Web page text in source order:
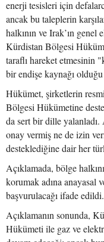
enerji tesisleri için
ancak bu taleplerin
halkının ve Irak’ın genel
Kürdistan Bölgesi
taraflı hareket etmesinin
bir endişe kaynağı
Hükümet, şirketlerin
Bölgesi Hükümetine
da sert bir dille
onay vermiş ne de izin
desteklediğine dair her
Açıklamada, bölge
korumak adına anayasal
başvurulacağı ifade edildi.
Açıklamanın sonunda,
Hükümeti ile gaz ve